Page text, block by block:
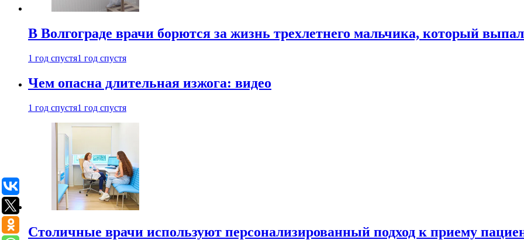
В Волгограде врачи борются за жизнь трехлетнего мальчика, который
1 год спустя1 год спустя
Чем опасна длительная изжога: видео
1 год спустя1 год спустя
Столичные врачи используют персонализированный подход к приему